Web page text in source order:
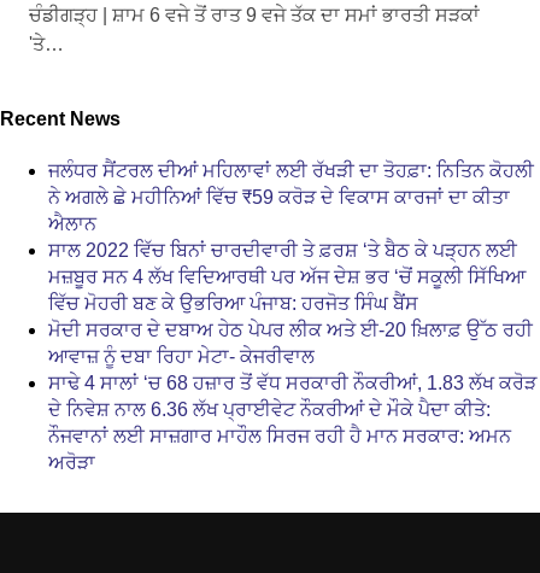
ਚੰਡੀਗੜ੍ਹ | ਸ਼ਾਮ 6 ਵਜੇ ਤੋਂ ਰਾਤ 9 ਵਜੇ ਤੱਕ ਦਾ ਸਮਾਂ ਭਾਰਤੀ ਸੜਕਾਂ
'ਤੇ…
Recent News
ਜਲੰਧਰ ਸੈਂਟਰਲ ਦੀਆਂ ਮਹਿਲਾਵਾਂ ਲਈ ਰੱਖੜੀ ਦਾ ਤੋਹਫ਼ਾ: ਨਿਤਿਨ ਕੋਹਲੀ
ਨੇ ਅਗਲੇ ਛੇ ਮਹੀਨਿਆਂ ਵਿੱਚ ₹59 ਕਰੋੜ ਦੇ ਵਿਕਾਸ ਕਾਰਜਾਂ ਦਾ ਕੀਤਾ
ਐਲਾਨ
ਸਾਲ 2022 ਵਿੱਚ ਬਿਨਾਂ ਚਾਰਦੀਵਾਰੀ ਤੇ ਫ਼ਰਸ਼ ‘ਤੇ ਬੈਠ ਕੇ ਪੜ੍ਹਨ ਲਈ
ਮਜ਼ਬੂਰ ਸਨ 4 ਲੱਖ ਵਿਦਿਆਰਥੀ ਪਰ ਅੱਜ ਦੇਸ਼ ਭਰ ‘ਚੋਂ ਸਕੂਲੀ ਸਿੱਖਿਆ
ਵਿੱਚ ਮੋਹਰੀ ਬਣ ਕੇ ਉਭਰਿਆ ਪੰਜਾਬ: ਹਰਜੋਤ ਸਿੰਘ ਬੈਂਸ
ਮੋਦੀ ਸਰਕਾਰ ਦੇ ਦਬਾਅ ਹੇਠ ਪੇਪਰ ਲੀਕ ਅਤੇ ਈ-20 ਖ਼ਿਲਾਫ਼ ਉੱਠ ਰਹੀ
ਆਵਾਜ਼ ਨੂੰ ਦਬਾ ਰਿਹਾ ਮੇਟਾ- ਕੇਜਰੀਵਾਲ
ਸਾਢੇ 4 ਸਾਲਾਂ ‘ਚ 68 ਹਜ਼ਾਰ ਤੋਂ ਵੱਧ ਸਰਕਾਰੀ ਨੌਕਰੀਆਂ, 1.83 ਲੱਖ ਕਰੋੜ
ਦੇ ਨਿਵੇਸ਼ ਨਾਲ 6.36 ਲੱਖ ਪ੍ਰਾਈਵੇਟ ਨੌਕਰੀਆਂ ਦੇ ਮੌਕੇ ਪੈਦਾ ਕੀਤੇ:
ਨੌਜਵਾਨਾਂ ਲਈ ਸਾਜ਼ਗਾਰ ਮਾਹੌਲ ਸਿਰਜ ਰਹੀ ਹੈ ਮਾਨ ਸਰਕਾਰ: ਅਮਨ
ਅਰੋੜਾ